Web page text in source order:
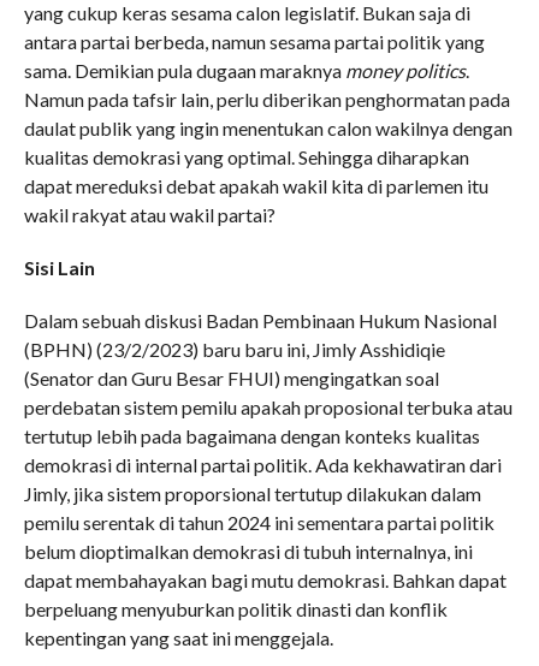
yang cukup keras sesama calon legislatif. Bukan saja di
antara partai berbeda, namun sesama partai politik yang
sama. Demikian pula dugaan maraknya money politics.
Namun pada tafsir lain, perlu diberikan penghormatan pada
daulat publik yang ingin menentukan calon wakilnya dengan
kualitas demokrasi yang optimal. Sehingga diharapkan
dapat mereduksi debat apakah wakil kita di parlemen itu
wakil rakyat atau wakil partai?
Sisi Lain
Dalam sebuah diskusi Badan Pembinaan Hukum Nasional
(BPHN) (23/2/2023) baru baru ini, Jimly Asshidiqie
(Senator dan Guru Besar FHUI) mengingatkan soal
perdebatan sistem pemilu apakah proposional terbuka atau
tertutup lebih pada bagaimana dengan konteks kualitas
demokrasi di internal partai politik. Ada kekhawatiran dari
Jimly, jika sistem proporsional tertutup dilakukan dalam
pemilu serentak di tahun 2024 ini sementara partai politik
belum dioptimalkan demokrasi di tubuh internalnya, ini
dapat membahayakan bagi mutu demokrasi. Bahkan dapat
berpeluang menyuburkan politik dinasti dan konflik
kepentingan yang saat ini menggejala.